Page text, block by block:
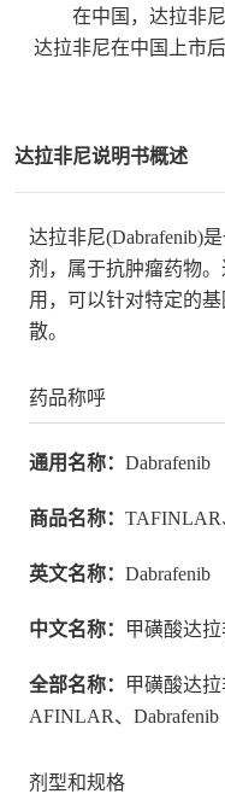
在中国，达拉非
达拉非尼在中国上市
达拉非尼说明书概述
达拉非尼(Dabrafenib)
剂，属于抗肿瘤药物
用，可以针对特定的
散。
药品称呼
通用名称： Dabrafenib
商品名称： TAFINLAR
英文名称： Dabrafenib
中文名称： 甲磺酸达
全部名称：
甲磺酸达
AFINLAR、Dabrafenib
剂型和规格